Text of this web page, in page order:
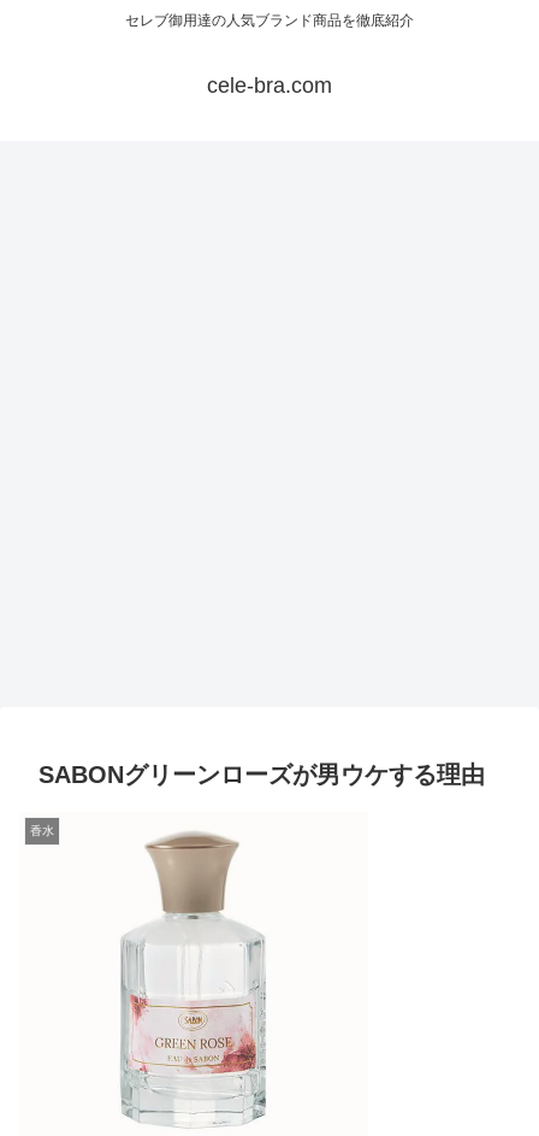
セレブ御用達の人気ブランド商品を徹底紹介
cele-bra.com
SABONグリーンローズが男ウケする理由
香水